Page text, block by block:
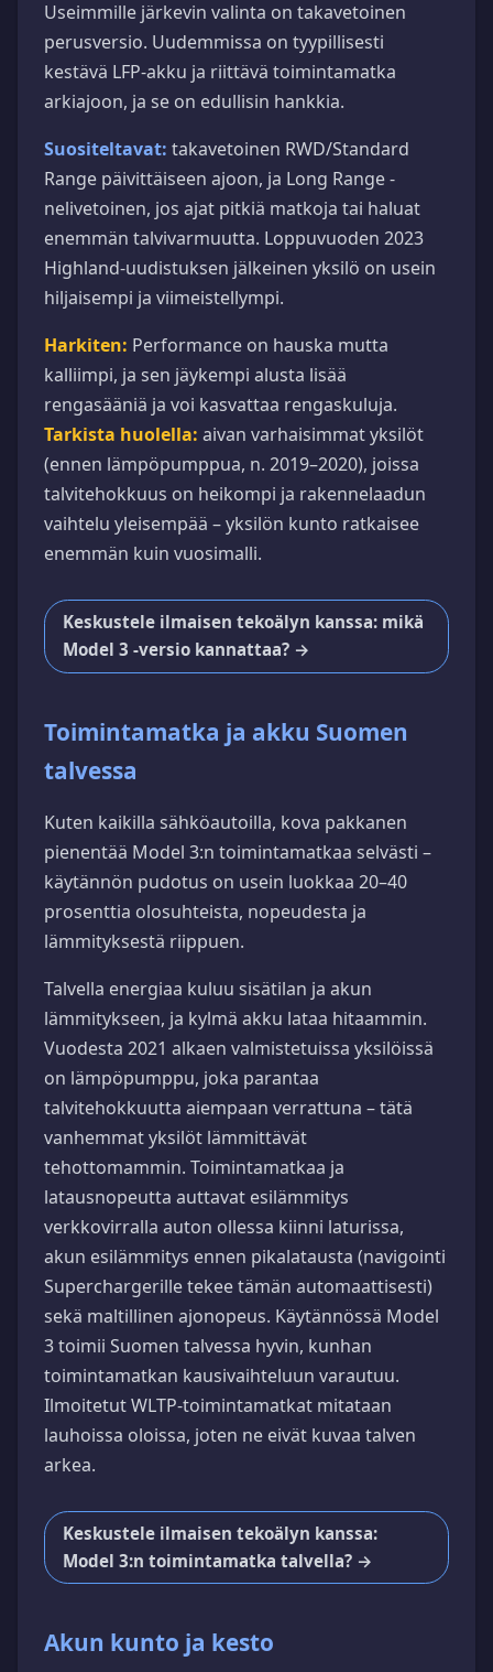
Useimmille järkevin valinta on takavetoinen
perusversio. Uudemmissa on tyypillisesti
kestävä LFP-akku ja riittävä toimintamatka
arkiajoon, ja se on edullisin hankkia.
Suositeltavat: takavetoinen RWD/Standard
Range päivittäiseen ajoon, ja Long Range -
nelivetoinen, jos ajat pitkiä matkoja tai haluat
enemmän talvivarmuutta. Loppuvuoden 2023
Highland-uudistuksen jälkeinen yksilö on usein
hiljaisempi ja viimeistellympi.
Harkiten: Performance on hauska mutta
kalliimpi, ja sen jäykempi alusta lisää
rengasääniä ja voi kasvattaa rengaskuluja.
Tarkista huolella: aivan varhaisimmat yksilöt
(ennen lämpöpumppua, n. 2019–2020), joissa
talvitehokkuus on heikompi ja rakennelaadun
vaihtelu yleisempää – yksilön kunto ratkaisee
enemmän kuin vuosimalli.
Keskustele ilmaisen tekoälyn kanssa: mikä
Model 3 -versio kannattaa? →
Toimintamatka ja akku Suomen
talvessa
Kuten kaikilla sähköautoilla, kova pakkanen
pienentää Model 3:n toimintamatkaa selvästi –
käytännön pudotus on usein luokkaa 20–40
prosenttia olosuhteista, nopeudesta ja
lämmityksestä riippuen.
Talvella energiaa kuluu sisätilan ja akun
lämmitykseen, ja kylmä akku lataa hitaammin.
Vuodesta 2021 alkaen valmistetuissa yksilöissä
on lämpöpumppu, joka parantaa
talvitehokkuutta aiempaan verrattuna – tätä
vanhemmat yksilöt lämmittävät
tehottomammin. Toimintamatkaa ja
latausnopeutta auttavat esilämmitys
verkkovirralla auton ollessa kiinni laturissa,
akun esilämmitys ennen pikalatausta (navigointi
Superchargerille tekee tämän automaattisesti)
sekä maltillinen ajonopeus. Käytännössä Model
3 toimii Suomen talvessa hyvin, kunhan
toimintamatkan kausivaihteluun varautuu.
Ilmoitetut WLTP-toimintamatkat mitataan
lauhoissa oloissa, joten ne eivät kuvaa talven
arkea.
Keskustele ilmaisen tekoälyn kanssa:
Model 3:n toimintamatka talvella? →
Akun kunto ja kesto